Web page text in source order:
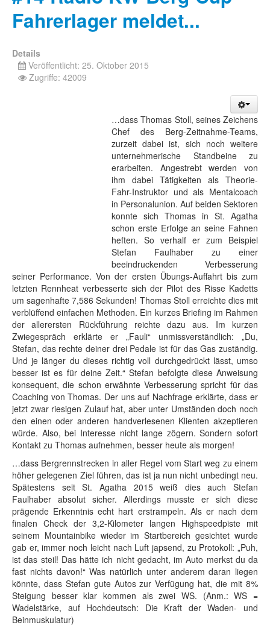
Fahrerlager meldet...
Details
Veröffentlicht: 25. Oktober 2015
Zugriffe: 42009
…dass Thomas Stoll, seines Zeichens
Chef des Berg-Zeitnahme-Teams,
zurzeit dabei ist, sich noch weitere
unternehmerische Standbeine zu
erarbeiten. Angestrebt werden von
ihm dabei Tätigkeiten als Theorie-
Fahr-Instruktor und als Mentalcoach
in Personalunion. Auf beiden Sektoren
konnte sich Thomas in St. Agatha
schon erste Erfolge an seine Fahnen
heften. So verhalf er zum Beispiel
Stefan Faulhaber zu einer
beeindruckenden Verbesserung
seiner Performance. Von der ersten Übungs-Auffahrt bis zum
letzten Rennheat verbesserte sich der Pilot des Risse Kadetts
um sagenhafte 7,586 Sekunden! Thomas Stoll erreichte dies mit
verblüffend einfachen Methoden. Ein kurzes Briefing im Rahmen
der allerersten Rückführung reichte dazu aus. Im kurzen
Zwiegespräch erklärte er „Fauli“ unmissverständlich: „Du,
Stefan, das rechte deiner drei Pedale ist für das Gas zuständig.
Und je länger du dieses richtig voll durchgedrückt lässt, umso
besser ist es für deine Zeit.“ Stefan befolgte diese Anweisung
konsequent, die schon erwähnte Verbesserung spricht für das
Coaching von Thomas. Der uns auf Nachfrage erklärte, dass er
jetzt zwar riesigen Zulauf hat, aber unter Umständen doch noch
den einen oder anderen handverlesenen Klienten akzeptieren
würde. Also, bei Interesse nicht lange zögern. Sondern sofort
Kontakt zu Thomas aufnehmen, besser heute als morgen!
…dass Bergrennstrecken in aller Regel vom Start weg zu einem
höher gelegenen Ziel führen, das ist ja nun nicht unbedingt neu.
Spätestens seit St. Agatha 2015 weiß dies auch Stefan
Faulhaber absolut sicher. Allerdings musste er sich diese
prägende Erkenntnis echt hart erstrampeln. Als er nach dem
finalen Check der 3,2-Kilometer langen Highspeedpiste mit
seinem Mountainbike wieder im Startbereich gesichtet wurde
gab er, immer noch leicht nach Luft japsend, zu Protokoll: „Puh,
ist das steil! Das hätte ich nicht gedacht, im Auto merkst du da
fast nichts davon!“ Was natürlich unter anderem daran liegen
könnte, dass Stefan gute Autos zur Verfügung hat, die mit 8%
Steigung besser klar kommen als zwei WS. (Anm.: WS =
Wadelstärke, auf Hochdeutsch: Die Kraft der Waden- und
Beinmuskulatur)